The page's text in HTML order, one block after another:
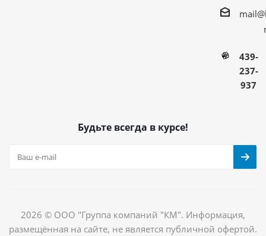
439-
237-
937
Будьте всегда в курсе!
2026 © ООО "Группа компаний "КМ". Информация,
размещённая на сайте, не является публичной офертой.